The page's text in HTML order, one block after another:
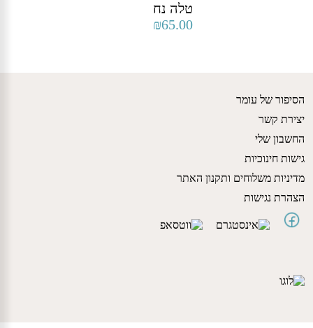
טלה נח
₪65.00
הסיפור של עומר
יצירת קשר
החשבון שלי
גישות חינוכיות
מדיניות משלוחים ותקנון האתר
הצהרת נגישות